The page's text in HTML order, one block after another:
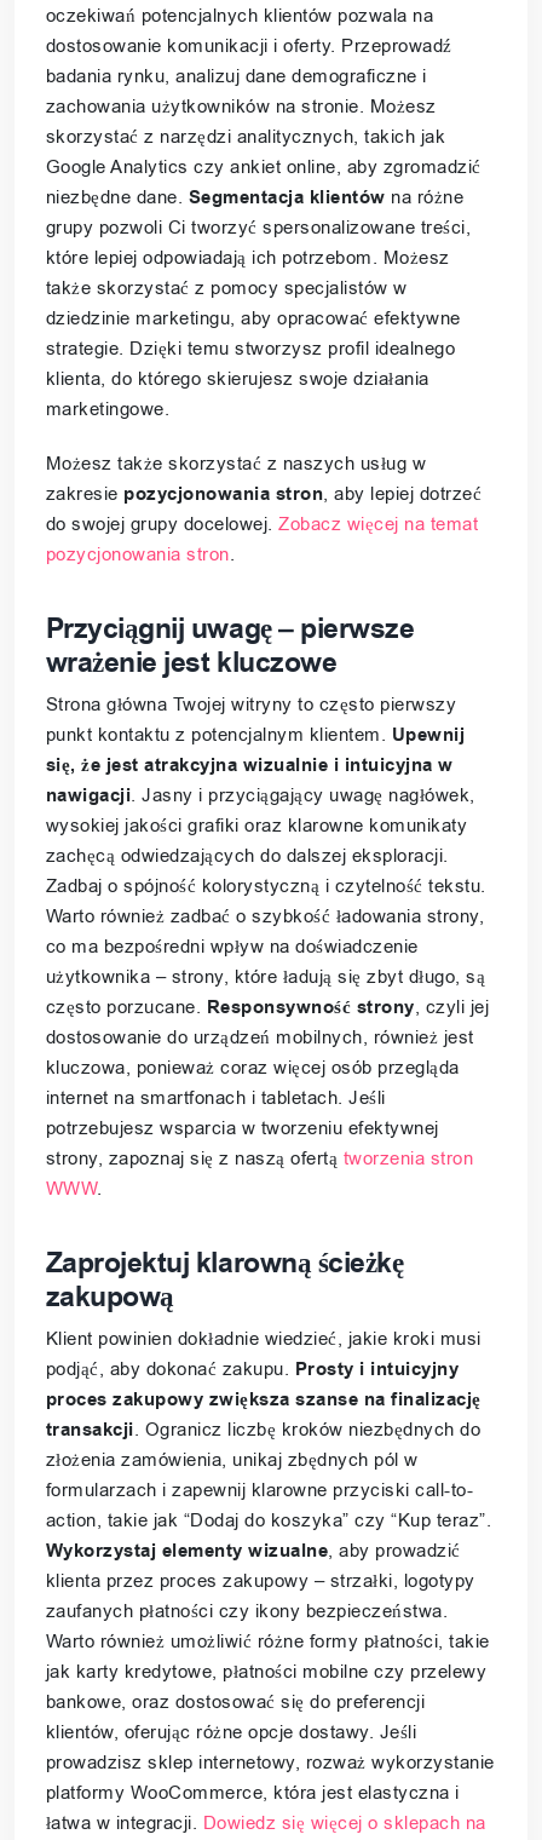
oczekiwań potencjalnych klientów pozwala na
dostosowanie komunikacji i oferty. Przeprowadź
badania rynku, analizuj dane demograficzne i
zachowania użytkowników na stronie. Możesz
skorzystać z narzędzi analitycznych, takich jak
Google Analytics czy ankiet online, aby zgromadzić
niezbędne dane. Segmentacja klientów na różne
grupy pozwoli Ci tworzyć spersonalizowane treści,
które lepiej odpowiadają ich potrzebom. Możesz
także skorzystać z pomocy specjalistów w
dziedzinie marketingu, aby opracować efektywne
strategie. Dzięki temu stworzysz profil idealnego
klienta, do którego skierujesz swoje działania
marketingowe.
Możesz także skorzystać z naszych usług w
zakresie pozycjonowania stron, aby lepiej dotrzeć
do swojej grupy docelowej.Zobacz więcej na temat
pozycjonowania stron.
Przyciągnij uwagę – pierwsze
wrażenie jest kluczowe
Strona główna Twojej witryny to często pierwszy
punkt kontaktu z potencjalnym klientem. Upewnij
się, że jest atrakcyjna wizualnie i intuicyjna w
nawigacji. Jasny i przyciągający uwagę nagłówek,
wysokiej jakości grafiki oraz klarowne komunikaty
zachęcą odwiedzających do dalszej eksploracji.
Zadbaj o spójność kolorystyczną i czytelność tekstu.
Warto również zadbać o szybkość ładowania strony,
co ma bezpośredni wpływ na doświadczenie
użytkownika – strony, które ładują się zbyt długo, są
często porzucane. Responsywność strony, czyli jej
dostosowanie do urządzeń mobilnych, również jest
kluczowa, ponieważ coraz więcej osób przegląda
internet na smartfonach i tabletach. Jeśli
potrzebujesz wsparcia w tworzeniu efektywnej
strony, zapoznaj się z naszą ofertą tworzenia stron
WWW.
Zaprojektuj klarowną ścieżkę
zakupową
Klient powinien dokładnie wiedzieć, jakie kroki musi
podjąć, aby dokonać zakupu. Prosty i intuicyjny
proces zakupowy zwiększa szanse na finalizację
transakcji. Ogranicz liczbę kroków niezbędnych do
złożenia zamówienia, unikaj zbędnych pól w
formularzach i zapewnij klarowne przyciski call-to-
action, takie jak “Dodaj do koszyka” czy “Kup teraz”.
Wykorzystaj elementy wizualne, aby prowadzić
klienta przez proces zakupowy – strzałki, logotypy
zaufanych płatności czy ikony bezpieczeństwa.
Warto również umożliwić różne formy płatności, takie
jak karty kredytowe, płatności mobilne czy przelewy
bankowe, oraz dostosować się do preferencji
klientów, oferując różne opcje dostawy. Jeśli
prowadzisz sklep internetowy, rozważ wykorzystanie
platformy WooCommerce, która jest elastyczna i
łatwa w integracji. Dowiedz się więcej o sklepach na